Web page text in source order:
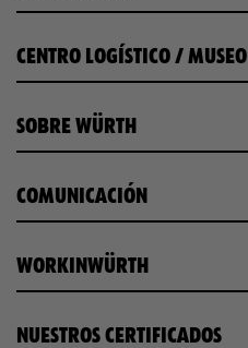
CENTRO LOGÍSTICO / MUSEO
SOBRE WÜRTH
COMUNICACIÓN
WORKINWÜRTH
NUESTROS CERTIFICADOS